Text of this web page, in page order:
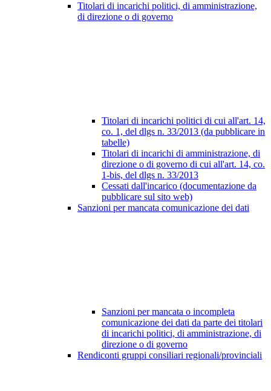
Titolari di incarichi politici, di amministrazione,
di direzione o di governo
Titolari di incarichi politici di cui all'art. 14,
co. 1, del dlgs n. 33/2013 (da pubblicare in
tabelle)
Titolari di incarichi di amministrazione, di
direzione o di governo di cui all'art. 14, co.
1-bis, del dlgs n. 33/2013
Cessati dall'incarico (documentazione da
pubblicare sul sito web)
Sanzioni per mancata comunicazione dei dati
Sanzioni per mancata o incompleta
comunicazione dei dati da parte dei titolari
di incarichi politici, di amministrazione, di
direzione o di governo
Rendiconti gruppi consiliari regionali/provinciali